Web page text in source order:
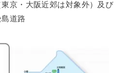
京・大阪近郊は対象外）及び
道路